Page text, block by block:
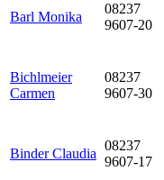
Barl Monika
08237
9607-20
Bichlmeier
Carmen
08237
9607-30
Binder Claudia
08237
9607-17